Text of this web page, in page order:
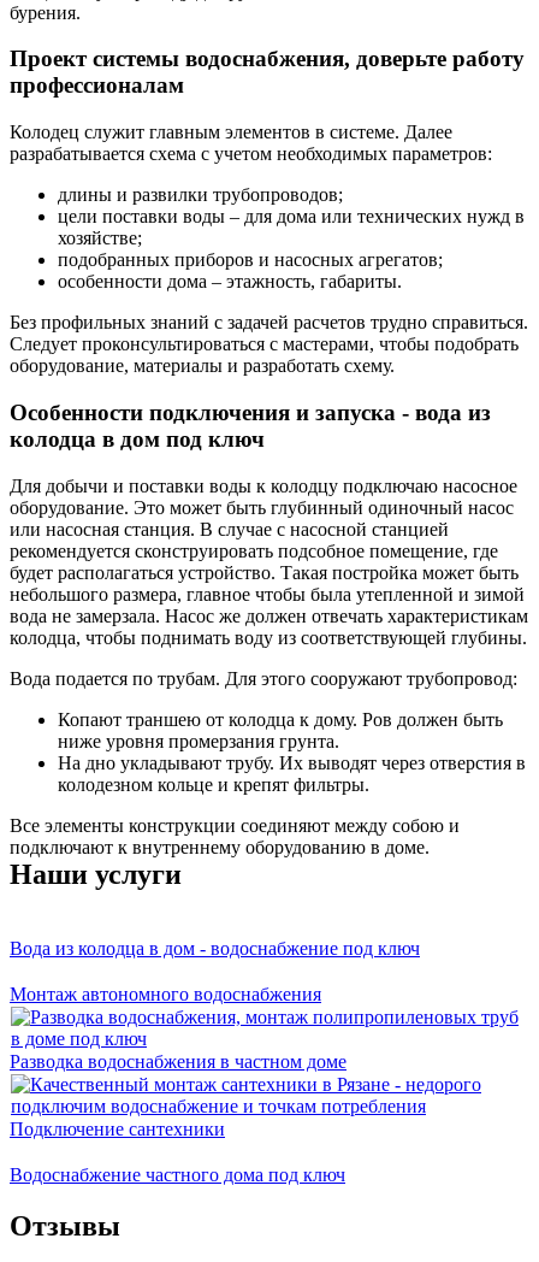
бурения.
Проект системы водоснабжения, доверьте работу
профессионалам
Колодец служит главным элементов в системе. Далее
разрабатывается схема с учетом необходимых параметров:
длины и развилки трубопроводов;
цели поставки воды – для дома или технических нужд в
хозяйстве;
подобранных приборов и насосных агрегатов;
особенности дома – этажность, габариты.
Без профильных знаний с задачей расчетов трудно справиться.
Следует проконсультироваться с мастерами, чтобы подобрать
оборудование, материалы и разработать схему.
Особенности подключения и запуска - вода из
колодца в дом под ключ
Для добычи и поставки воды к колодцу подключаю насосное
оборудование. Это может быть глубинный одиночный насос
или насосная станция. В случае с насосной станцией
рекомендуется сконструировать подсобное помещение, где
будет располагаться устройство. Такая постройка может быть
небольшого размера, главное чтобы была утепленной и зимой
вода не замерзала. Насос же должен отвечать характеристикам
колодца, чтобы поднимать воду из соответствующей глубины.
Вода подается по трубам. Для этого сооружают трубопровод:
Копают траншею от колодца к дому. Ров должен быть
ниже уровня промерзания грунта.
На дно укладывают трубу. Их выводят через отверстия в
колодезном кольце и крепят фильтры.
Все элементы конструкции соединяют между собою и
подключают к внутреннему оборудованию в доме.
Наши услуги
Вода из колодца в дом - водоснабжение под ключ
Монтаж автономного водоснабжения
Разводка водоснабжения в частном доме
Подключение сантехники
Водоснабжение частного дома под ключ
Отзывы